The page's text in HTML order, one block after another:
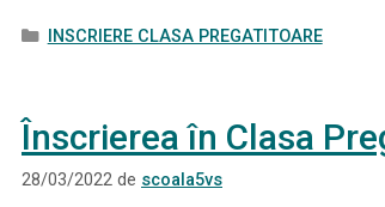
Categorii
INSCRIERE CLASA PREGATITOARE
Înscrierea în Clasa
28/03/2022 de scoala5vs